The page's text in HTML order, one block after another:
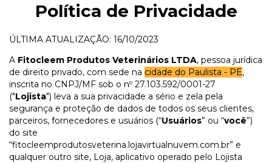
Política de Privacidade
ÚLTIMA ATUALIZAÇÃO: 16/10/2023
A Fitocleem Produtos Veterinários LTDA, pessoa jurídica
de direito privado, com sede na cidade do Paulista - PE,
inscrita no CNPJ/MF sob o nº 27.103.592/0001-27
("Lojista") leva a sua privacidade a sério e zela pela
segurança e proteção de dados de todos os seus clientes,
parceiros, fornecedores e usuários (“Usuários” ou “você”)
do site
“fitocleemprodutosveterina.lojavirtualnuvem.com.br” e
qualquer outro site, Loja, aplicativo operado pelo Lojista